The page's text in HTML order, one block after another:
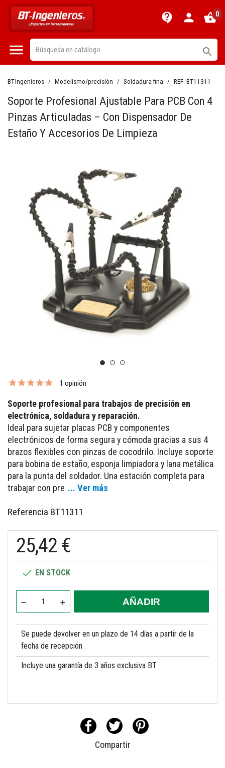
contact_support person shopping_basket0
 
BT-Ingenieros Modelismo/precisión Soldadura fina REF: BT11311
Soporte Profesional Ajustable Para PCB Con 4
Pinzas Articuladas – Con Dispensador De
Estaño Y Accesorios De Limpieza
1 opinión
Soporte profesional para trabajos de precisión en
electrónica, soldadura y reparación.
Ideal para sujetar placas PCB y componentes
electrónicos de forma segura y cómoda gracias a sus 4
brazos flexibles con pinzas de cocodrilo. Incluye soporte
para bobina de estaño, esponja limpiadora y lana metálica
para la punta del soldador. Una estación completa para
trabajar con pre ... Ver más
Referencia BT11311
25,42 €
 EN STOCK
AÑADIR
Se puede devolver en un plazo de 14 días a partir de la
fecha de recepción
Incluye una garantía de 3 años exclusiva BT
Compartir